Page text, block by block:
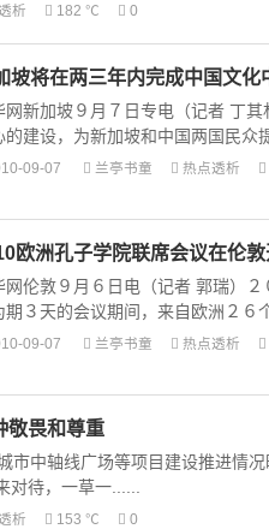
析 182 ℃ 0
坡将在两三年内完成中国文化
网新加坡９月７日专电（记者 丁
的建设，为新加坡和中国两国民
09-07 兰亭书童 热点透析
欧洲孔子学院联席会议在伦
网伦敦９月６日电（记者 郭瑞）
期３天的会议期间，来自欧洲２６
09-07 兰亭书童 热点透析
敬畏和尊重
市中轴线广场等项目建设推进情
待，一草一......
析 153 ℃ 0